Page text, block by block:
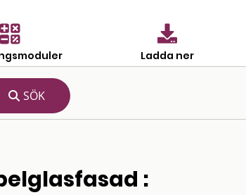
Ladda ner
: